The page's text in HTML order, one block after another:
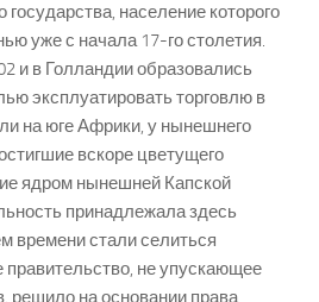
население которого
уже с начала 17-го столетия.
и в Голландии образовались
эксплуатировать торговлю в
на юге Африки, у нынешнего
вскоре цветущего
ядром нынешней Капской
принадлежала здесь
времени стали селиться
правительство, не упускающее